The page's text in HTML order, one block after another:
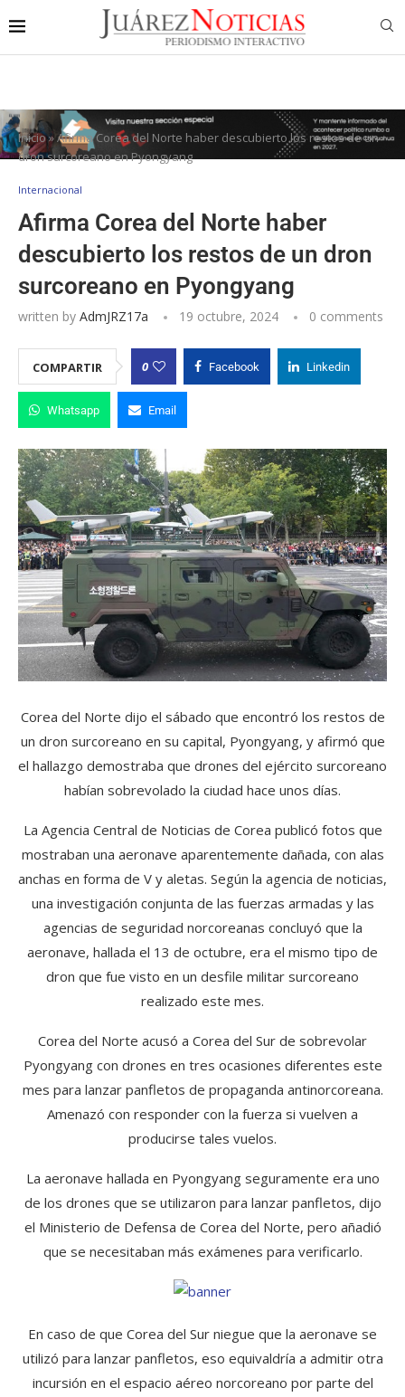
Inicio»Afirma Corea del Norte haber descubierto los restos de un
dron surcoreano en Pyongyang
Internacional
Afirma Corea del Norte haber
descubierto los restos de un dron
surcoreano en Pyongyang
written by AdmJRZ17a 19 octubre, 2024 0 comments
COMPARTIR 0 Facebook Linkedin
Whatsapp Email
Corea del Norte dijo el sábado que encontró los restos de
un dron surcoreano en su capital, Pyongyang, y afirmó que
el hallazgo demostraba que drones del ejército surcoreano
habían sobrevolado la ciudad hace unos días.
La Agencia Central de Noticias de Corea publicó fotos que
mostraban una aeronave aparentemente dañada, con alas
anchas en forma de V y aletas. Según la agencia de noticias,
una investigación conjunta de las fuerzas armadas y las
agencias de seguridad norcoreanas concluyó que la
aeronave, hallada el 13 de octubre, era el mismo tipo de
dron que fue visto en un desfile militar surcoreano
realizado este mes.
Corea del Norte acusó a Corea del Sur de sobrevolar
Pyongyang con drones en tres ocasiones diferentes este
mes para lanzar panfletos de propaganda antinorcoreana.
Amenazó con responder con la fuerza si vuelven a
producirse tales vuelos.
La aeronave hallada en Pyongyang seguramente era uno
de los drones que se utilizaron para lanzar panfletos, dijo
el Ministerio de Defensa de Corea del Norte, pero añadió
que se necesitaban más exámenes para verificarlo.
En caso de que Corea del Sur niegue que la aeronave se
utilizó para lanzar panfletos, eso equivaldría a admitir otra
incursión en el espacio aéreo norcoreano por parte del